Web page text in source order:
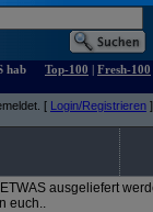
hab
Top-100 | Fresh-100
[ Login/Registrieren ]
ausgeliefert
euch..